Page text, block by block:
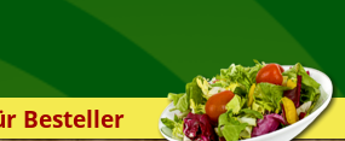
Besteller